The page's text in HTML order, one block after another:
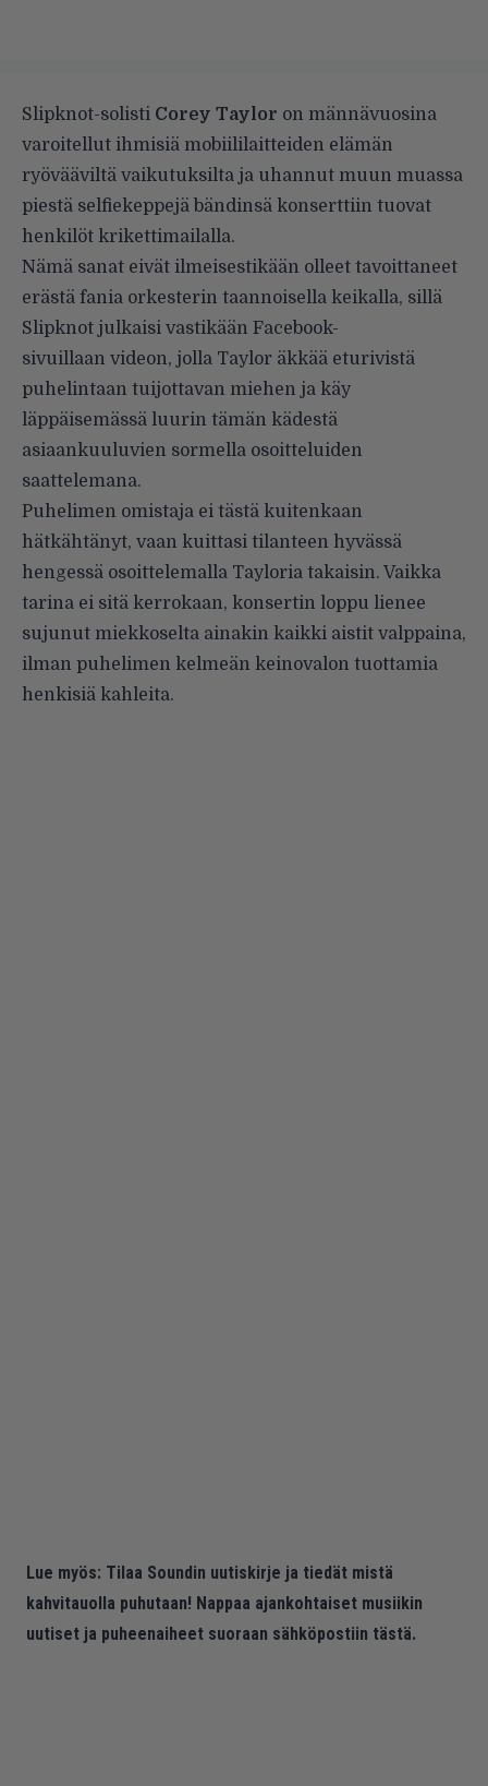
Slipknot-solisti Corey Taylor on männävuosina
varoitellut ihmisiä mobiililaitteiden elämän
ryövääviltä vaikutuksilta ja uhannut muun muassa
piestä selfiekeppejä bändinsä konserttiin tuovat
henkilöt krikettimailalla.
Nämä sanat eivät ilmeisestikään olleet tavoittaneet
erästä fania orkesterin taannoisella keikalla, sillä
Slipknot julkaisi vastikään Facebook-
sivuillaan videon, jolla Taylor äkkää eturivistä
puhelintaan tuijottavan miehen ja käy
läppäisemässä luurin tämän kädestä
asiaankuuluvien sormella osoitteluiden
saattelemana.
Puhelimen omistaja ei tästä kuitenkaan
hätkähtänyt, vaan kuittasi tilanteen hyvässä
hengessä osoittelemalla Tayloria takaisin. Vaikka
tarina ei sitä kerrokaan, konsertin loppu lienee
sujunut miekkoselta ainakin kaikki aistit valppaina,
ilman puhelimen kelmeän keinovalon tuottamia
henkisiä kahleita.
Lue myös: Tilaa Soundin uutiskirje ja tiedät mistä
kahvitauolla puhutaan! Nappaa ajankohtaiset musiikin
uutiset ja puheenaiheet suoraan sähköpostiin tästä.